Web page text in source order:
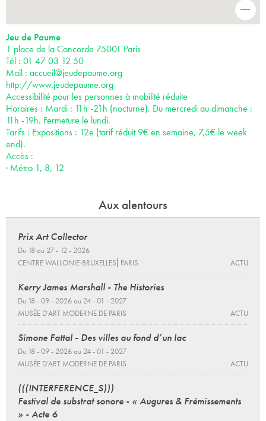
Jeu de Paume
1 place de la Concorde 75001 Paris
Tél : 01 47 03 12 50
Mail : accueil@jeudepaume.org
http://www.jeudepaume.org
Accessibilité pour les personnes à mobilité réduite
Horaires : Mardi : 11h -21h (nocturne). Du mercredi au dimanche :
11h -19h. Fermeture le lundi.
Tarifs : Expositions : 12e (tarif réduit 9€ en semaine, 7,5€ le week
end).
Accès :
· Métro 1, 8, 12
Aux alentours
Prix Art Collector
Du 18 au 27 - 12 - 2026
CENTRE WALLONIE-BRUXELLES⎜PARIS
ACTU
Kerry James Marshall - The Histories
Du 18 - 09 - 2026 au 24 - 01 - 2027
MUSÉE D’ART MODERNE DE PARIS
ACTU
Simone Fattal - Des villes au fond d’un lac
Du 18 - 09 - 2026 au 24 - 01 - 2027
MUSÉE D’ART MODERNE DE PARIS
ACTU
(((INTERFERENCE_S)))
Festival de substrat sonore - « Augures & Frémissements
» - Acte 6